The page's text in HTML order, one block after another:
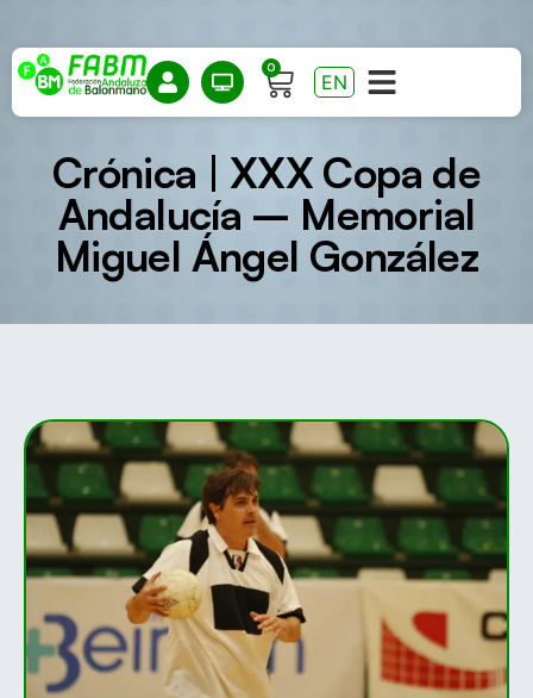
0
EN
Crónica | XXX Copa de
Andalucía – Memorial
Miguel Ángel González